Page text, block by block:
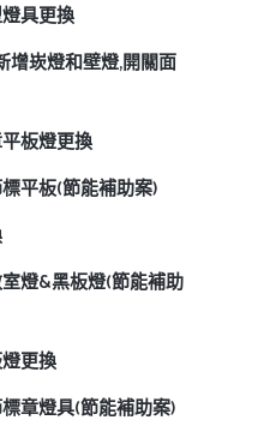
具更換
增崁燈和壁燈,開關面
板燈更換
平板(節能補助案)
燈&黑板燈(節能補助
更換
章燈具(節能補助案)